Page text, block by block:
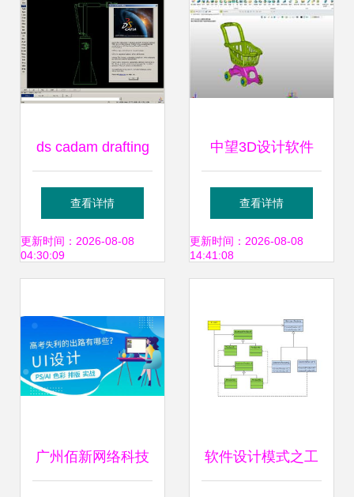
ds cadam drafting
官方版下载 cad草
图绘制设计软件v5
评测与操作指南
查看详情
更新时间：2026-08-08
04:30:09
中望3D设计软件
高效产品三维CAD
设计的专业之选
查看详情
更新时间：2026-08-08
14:41:08
广州佰新网络科技 软件设计模式之工